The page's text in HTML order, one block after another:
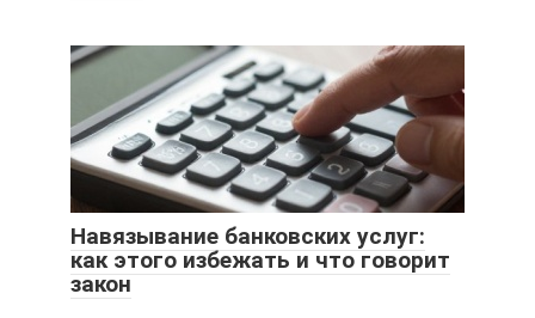
Навязывание банковских услуг:
как этого избежать и что говорит
закон